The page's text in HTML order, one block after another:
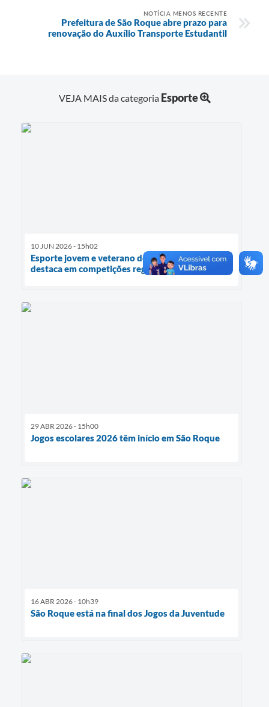
NOTÍCIA MENOS RECENTE
Prefeitura de São Roque abre prazo para
renovação do Auxílio Transporte Estudantil
VEJA MAIS da categoria Esporte
10 JUN 2026 - 15h02
Esporte jovem e veterano de São Roque se
destaca em competições regionais e estaduais
29 ABR 2026 - 15h00
Jogos escolares 2026 têm início em São Roque
16 ABR 2026 - 10h39
São Roque está na final dos Jogos da Juventude